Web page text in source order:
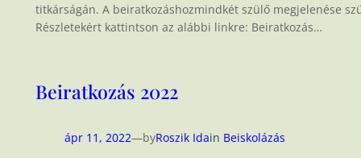
titkárságán. A beiratkozáshozmindkét szülő megjelenése
Részletekért kattintson az alábbi linkre: Beiratkozás…
Beiratkozás 2022
ápr 11, 2022—byRoszik Idain Beiskolázás